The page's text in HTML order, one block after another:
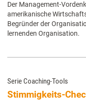
Der Management-
amerikanische
Begründer der
lernenden Organisation.
Serie Coaching-Tools
Stimmigkeits-